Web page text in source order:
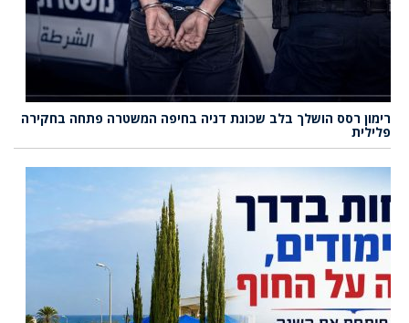
רימון רסס הושלך בלב שכונת דניה בחיפה המשטרה פתחה בחקירה
פלילית